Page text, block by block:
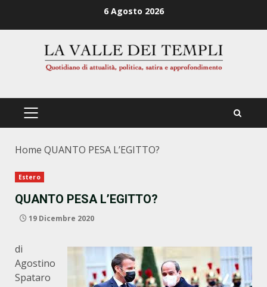
6 Agosto 2026
PRIMÄRES
Home QUANTO PESA L’EGITTO?
Estero
QUANTO PESA L’EGITTO?
19 Dicembre 2020
di
Agostino
Spataro